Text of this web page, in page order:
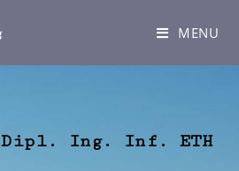
MENU
Dipl. Ing. Inf. ETH